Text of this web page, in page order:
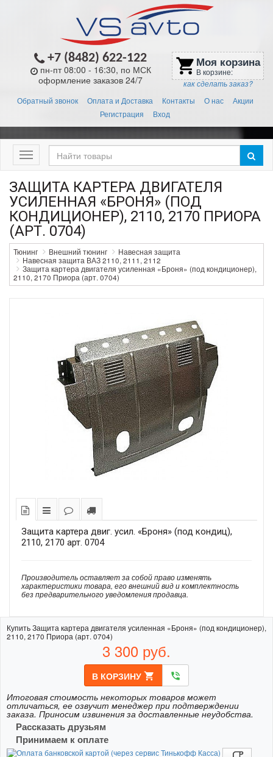
+7 (8482) 622-122
пн-пт 08:00 - 16:30, по МСК
оформление заказов 24/7
shopping_cart Моя корзина
В корзине:
как сделать заказ?
Обратный звонок Оплата и Доставка Контакты О нас
Акции
Регистрация
Вход
Меню
ЗАЩИТА КАРТЕРА ДВИГАТЕЛЯ
УСИЛЕННАЯ «БРОНЯ» (ПОД
КОНДИЦИОНЕР), 2110, 2170 ПРИОРА
(АРТ. 0704)
Тюнинг Внешний тюнинг
Навесная защита
Навесная защита ВАЗ 2110, 2111, 2112
Защита картера двигателя усиленная «Броня» (под кондиционер),
2110, 2170 Приора (арт. 0704)
Защита картера двиг. усил. «Броня» (под кондиц),
2110, 2170 арт. 0704
Производитель оставляет за собой право изменять
характеристики товара, его внешний вид и комплектность
без предварительного уведомления продавца.
Купить Защита картера двигателя усиленная «Броня» (под кондиционер),
2110, 2170 Приора (арт. 0704)
3 300 руб.
В КОРЗИНУ shopping_cart phone_in_talk
Итоговая стоимость некоторых товаров может
отличаться, ее озвучит менеджер при подтверждении
заказа. Приносим извинения за доставленные неудобства.
Рассказать друзьям
Принимаем к оплате